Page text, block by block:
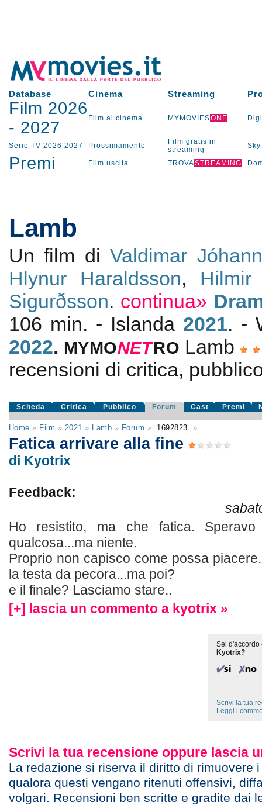
Database Cinema Streaming
Film 2026
- 2027 Film al cinema MYMOVIESONE
Serie TV 2026 2027 Prossimamente
Film gratis in
streaming
Sky
Premi Film uscita TROVASTREAMING
Lamb
Un film diValdimar
Hlynur Haraldsson,
Sigurðsson. continua»
106 min. - Islanda 2021. -
2022. MYMONETRO Lamb
recensioni di critica,
Scheda Critica Pubblico Forum Cast Premi
Home » Film » 2021 » Lamb » Forum » 1692823 »
Fatica arrivare alla fine
di Kyotrix
Feedback:
Ho resistito, ma che fatica.
qualcosa...ma niente.
Proprio non capisco come possa
la testa da pecora...ma poi?
e il finale? Lasciamo stare..
[+] lascia un commento a kyotrix »
Sei d'accordo
Kyotrix?
Scrivi la tua
Leggi i
Scrivi la tua recensione oppure lascia
La redazione si riserva il diritto di rimuovere
qualora questi vengano ritenuti offensivi,
volgari. Recensioni ben scritte e gradite dai